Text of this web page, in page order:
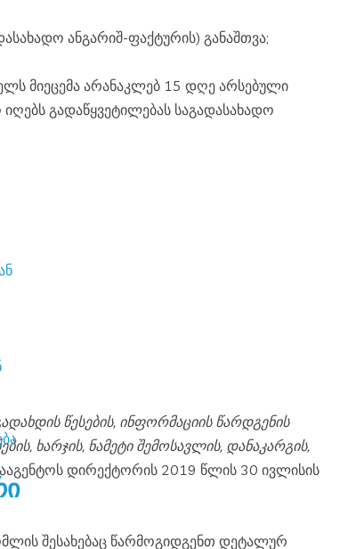
ანგარიშ-ფაქტურის) განაშთვა;
გადაწყვეტილებას საგადასახადო
წესების, ინფორმაციის წარდგენის
ხარჯის, ნამეტი შემოსავლის, დანაკარგის,
დირექტორის 2019 წლის 30 ივლისის
შესახებაც წარმოგიდგენთ დეტალურ